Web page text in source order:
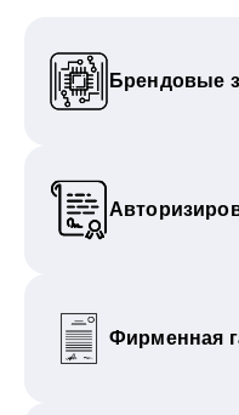
Брендовые
Фирменная